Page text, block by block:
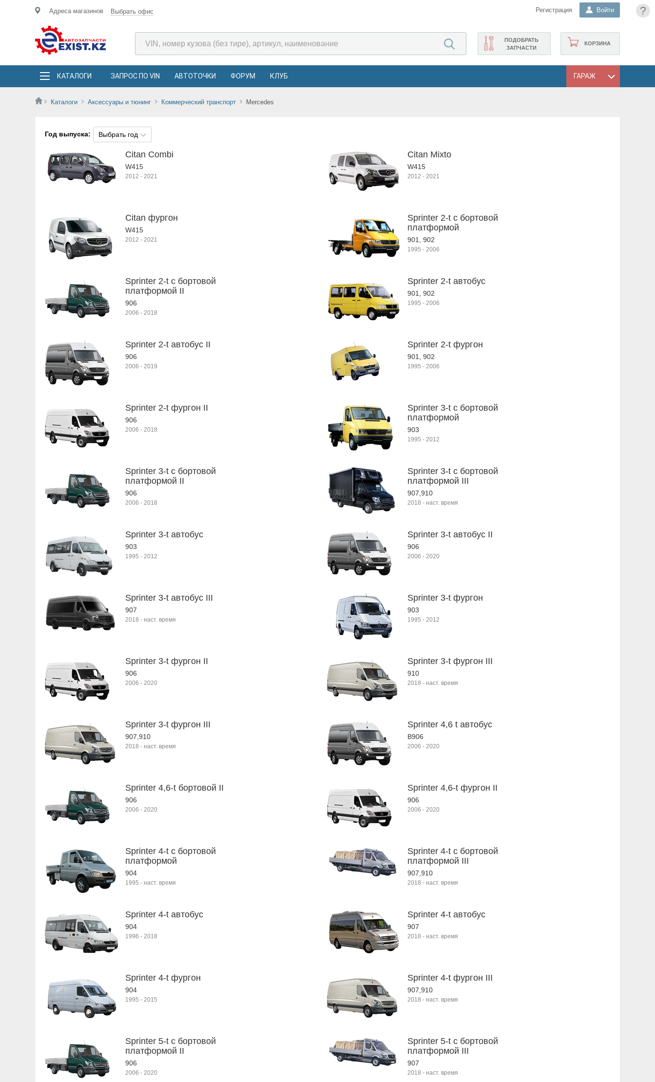
?
Адреса магазинов Выбрать офис Регистрация Войти
КОРЗИНА
ПОДОБРАТЬ
ЗАПЧАСТИ
КАТАЛОГИ ЗАПРОС ПО VIN АВТОТОЧКИ ФОРУМ КЛУБ ГАРАЖ
Каталоги Аксессуары и тюнинг Коммерческий транспорт Mercedes
Год выпуска: Выбрать год
Citan Combi
W415
2012 - 2021
Citan Mixto
W415
2012 - 2021
Citan фургон
W415
2012 - 2021
Sprinter 2-t c бортовой
платформой
901, 902
1995 - 2006
Sprinter 2-t c бортовой
платформой II
906
2006 - 2018
Sprinter 2-t автобус
901, 902
1995 - 2006
Sprinter 2-t автобус II
906
2006 - 2019
Sprinter 2-t фургон
901, 902
1995 - 2006
Sprinter 2-t фургон II
906
2006 - 2018
Sprinter 3-t c бортовой
платформой
903
1995 - 2012
Sprinter 3-t c бортовой
платформой II
906
2006 - 2018
Sprinter 3-t c бортовой
платформой III
907,910
2018 - наст. время
Sprinter 3-t автобус
903
1995 - 2012
Sprinter 3-t автобус II
906
2006 - 2020
Sprinter 3-t автобус III
907
2018 - наст. время
Sprinter 3-t фургон
903
1995 - 2012
Sprinter 3-t фургон II
906
2006 - 2020
Sprinter 3-t фургон III
910
2018 - наст. время
Sprinter 3-t фургон III
907,910
2018 - наст. время
Sprinter 4,6 t автобус
B906
2006 - 2020
Sprinter 4,6-t бортовой II
906
2006 - 2020
Sprinter 4,6-t фургон II
906
2006 - 2020
Sprinter 4-t c бортовой
платформой
904
1995 - наст. время
Sprinter 4-t c бортовой
платформой III
907,910
2018 - наст. время
Sprinter 4-t автобус
904
1996 - 2018
Sprinter 4-t автобус
907
2018 - наст. время
Sprinter 4-t фургон
904
1995 - 2015
Sprinter 4-t фургон III
907,910
2018 - наст. время
Sprinter 5-t c бортовой
платформой II
906
2006 - 2020
Sprinter 5-t c бортовой
платформой III
907
2018 - наст. время